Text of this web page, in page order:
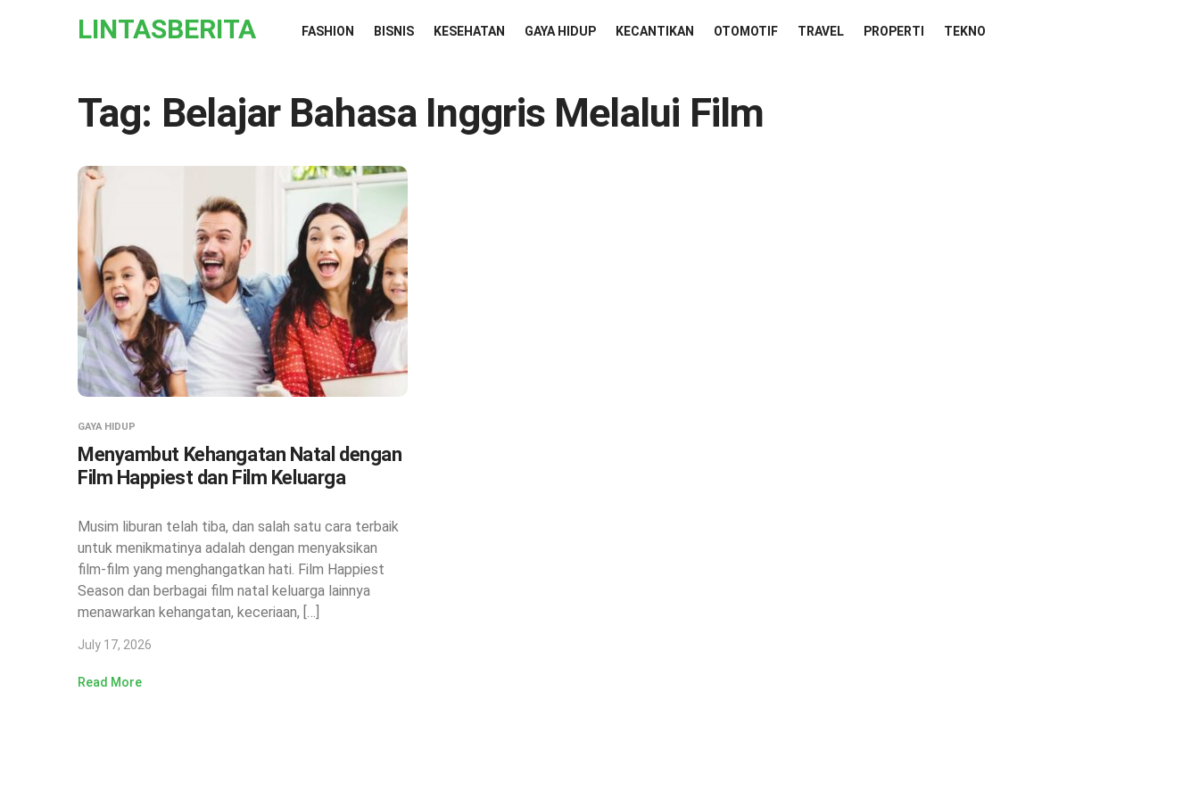
LINTASBERITA FASHION BISNIS KESEHATAN GAYA HIDUP KECANTIKAN OTOMOTIF TRAVEL PROPERTI TEKNO
Tag: Belajar Bahasa Inggris Melalui Film
GAYA HIDUP
Menyambut Kehangatan Natal dengan
Film Happiest dan Film Keluarga
Musim liburan telah tiba, dan salah satu cara terbaik
untuk menikmatinya adalah dengan menyaksikan
film-film yang menghangatkan hati. Film Happiest
Season dan berbagai film natal keluarga lainnya
menawarkan kehangatan, keceriaan, […]
July 17, 2026
Read More